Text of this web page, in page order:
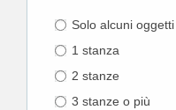
Solo alcuni oggetti
1 stanza
2 stanze
3 stanze o più